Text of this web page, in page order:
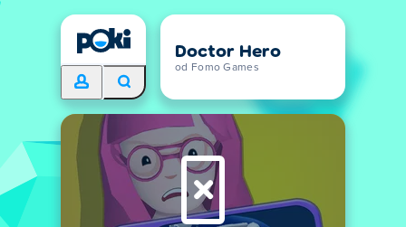
Doctor Hero
od Fomo Games